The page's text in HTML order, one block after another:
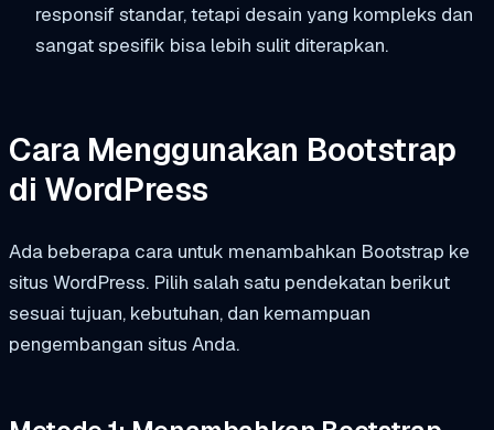
responsif standar, tetapi desain yang kompleks dan
sangat spesifik bisa lebih sulit diterapkan.
Cara Menggunakan Bootstrap
di WordPress
Ada beberapa cara untuk menambahkan Bootstrap ke
situs WordPress. Pilih salah satu pendekatan berikut
sesuai tujuan, kebutuhan, dan kemampuan
pengembangan situs Anda.